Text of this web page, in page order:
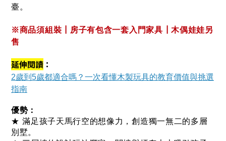
臺。
※商品須組裝 房子有包含一套入門家具 ┃木偶娃娃另
售
延伸閱讀 ：
2歲到5歲都適合嗎？一次看懂木製玩具的教育價值與挑選
指南
優勢：
★ 滿足孩子天馬行空的想像力，創造獨一無二的多層
別墅。